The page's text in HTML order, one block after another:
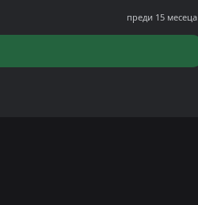
преди 15 месеца